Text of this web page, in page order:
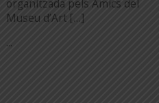
organitzada pels Amics del
Museu d’Art […]
...